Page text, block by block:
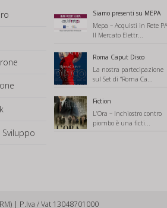
Siamo presenti su MEPA
Mepa – Acquisti in Rete PA
Il Mercato Elettr...
Roma Caput Disco
La nostra partecipazione
sul Set di “Roma Ca...
Fiction
L’Ora – Inchiostro contro
piombo è una ficti...
| P.Iva / Vat 13048701000